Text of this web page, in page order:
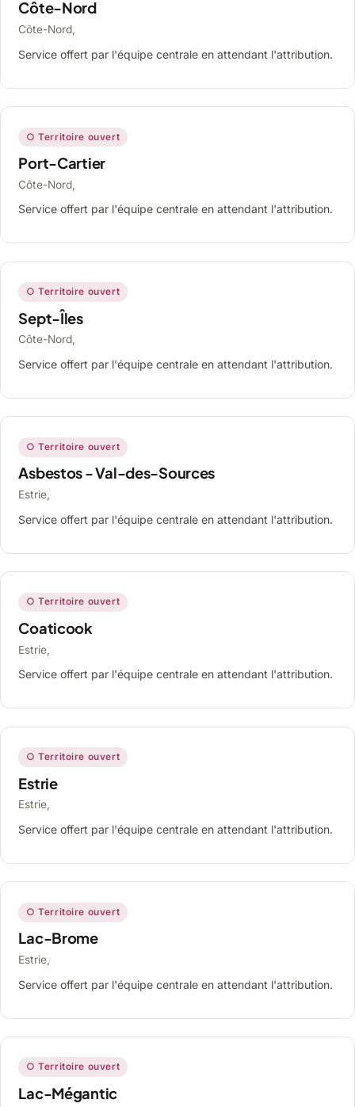
Côte-Nord
Côte-Nord,
Service offert par l'équipe centrale en attendant l'attribution.
○ Territoire ouvert
Port-Cartier
Côte-Nord,
Service offert par l'équipe centrale en attendant l'attribution.
○ Territoire ouvert
Sept-Îles
Côte-Nord,
Service offert par l'équipe centrale en attendant l'attribution.
○ Territoire ouvert
Asbestos - Val-des-Sources
Estrie,
Service offert par l'équipe centrale en attendant l'attribution.
○ Territoire ouvert
Coaticook
Estrie,
Service offert par l'équipe centrale en attendant l'attribution.
○ Territoire ouvert
Estrie
Estrie,
Service offert par l'équipe centrale en attendant l'attribution.
○ Territoire ouvert
Lac-Brome
Estrie,
Service offert par l'équipe centrale en attendant l'attribution.
○ Territoire ouvert
Lac-Mégantic